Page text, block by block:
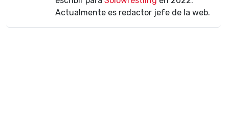
Actualmente es redactor jefe de la web.